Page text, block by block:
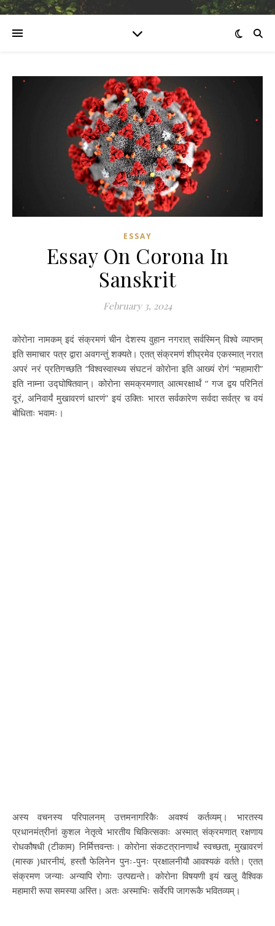
ESSAY
Essay On Corona In
Sanskrit
February 3, 2024
कोरोना नामकम् इदं संक्रमणं चीन देशस्य वुहान नगरात् सर्वस्मिन् विश्वे व्याप्तम्
इति समाचार पत्र द्वारा अवगन्तुं शक्यते। एतत् संक्रमणं शीघ्रमेव एकस्मात् नरात्
अपरं नरं प्रतिगच्छति “विश्वस्वास्थ्य संघटनं कोरोना इति आख्यं रोगं “महामारी”
इति नाम्ना उद्घोषितवान्। कोरोना समक्रमणात् आत्मरक्षार्थं “ गज द्वय परिनितं
दूरं, अनिवार्यं मुखावरणं धारणं” इयं उक्तिः भारत सर्वकारेण सर्वदा सर्वत्र च वयं
बोधिताः भवामः।
अस्य वचनस्य परिपालनम् उत्तमनागरिकैः अवश्यं कर्तव्यम्। भारतस्य
प्रधानमंत्रीनां कुशल नेतृत्वे भारतीय चिकित्सकाः अस्मात् संक्रमणात् रक्षणाय
रोधकौषधी (टीकाम) निर्मित्तवन्तः। कोरोना संकटत्रानणार्थं स्वच्छता, मुखावरणं
(मास्क )धारनीयं, हस्तौ फेलिनेन पुनः-पुनः प्रक्षालनीयौ आवश्यकं वर्तते। एतत्
संक्रमण जन्याः अन्यापि रोगाः उत्पद्यन्ते। कोरोना विषयणी इयं खलु वैश्विक
महामारी रूपा समस्या अस्ति। अतः अस्माभिः सर्वेरपि जागरूकै भवितव्यम्।